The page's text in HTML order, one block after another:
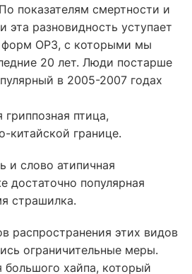
показателям смертности и
эта разновидность уступает
ОРЗ, с которыми мы
20 лет. Люди постарше
в 2005-2007 годах
птица,
китайской границе.
и слово атипичная
достаточно популярная
страшилка.
распространения этих видов
ограничительные меры.
большого хайпа, который